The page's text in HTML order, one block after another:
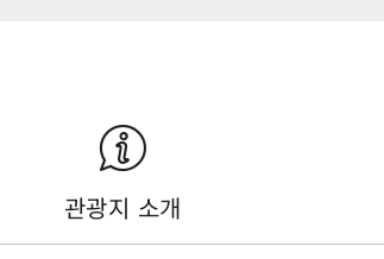
관광지 소개